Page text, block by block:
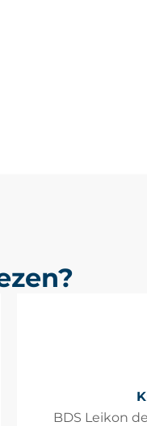
BDS Leikon